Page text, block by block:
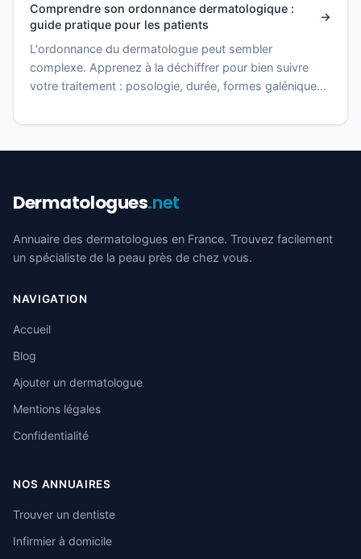
Comprendre son ordonnance dermatologique :
guide pratique pour les patients
L'ordonnance du dermatologue peut sembler
complexe. Apprenez à la déchiffrer pour bien suivre
votre traitement : posologie, durée, formes galéniques
Dermatologues.net
Annuaire des dermatologues en France. Trouvez facilement
un spécialiste de la peau près de chez vous.
NAVIGATION
Accueil
Blog
Ajouter un dermatologue
Mentions légales
Confidentialité
NOS ANNUAIRES
Trouver un dentiste
Infirmier à domicile